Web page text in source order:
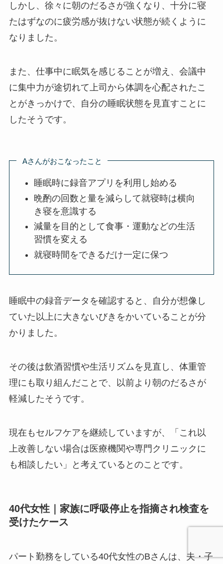
しかし、徐々に朝のだるさが強くなり、十分に寝
たはずなのに疲労感が抜けない状態が続くように
なりました。
また、仕事中に眠気を感じることが増え、会議中
に集中力が途切れて上司から体調を心配されたこ
とがきっかけで、自分の睡眠状態を見直すことに
したそうです。
Aさんがおこなったこと
睡眠時に録音アプリを利用し始める
晩酌の回数と量を減らして就寝時は横向
き寝を意識する
減量を目的として食事・運動などの生活
習慣を変える
就寝時間をできるだけ一定に保つ
睡眠中の録音データを確認すると、自分が想像し
ていた以上に大きないびきをかいていることが分
かりました。
その後は飲酒習慣や生活リズムを見直し、体重管
理にも取り組んだことで、以前より朝のだるさが
軽減したそうです。
現在もセルフケアを継続していますが、「これ以
上改善しない場合は医療機関や専門クリニックに
も相談したい」と考えているとのことです。
40代女性｜家族に呼吸停止を指摘され検査を
受けたケース
パート勤務をしている40代女性のBさんは、夫・子